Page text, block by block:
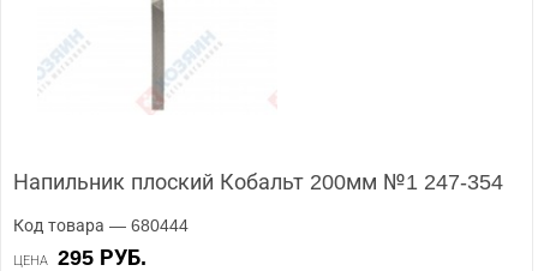
Напильник плоский Кобальт 200мм №1 247-354
Код товара — 680444
ЦЕНА 295 РУБ.